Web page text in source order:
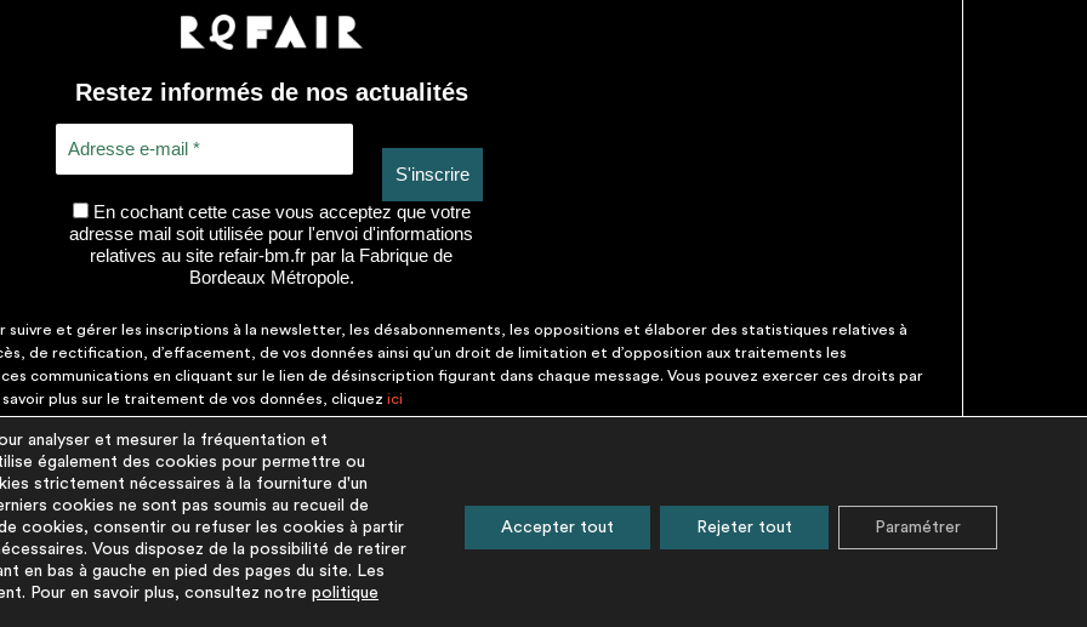
Restez informés de nos actualités
En cochant cette case vous acceptez que votre
adresse mail soit utilisée pour l'envoi d'informations
relatives au site refair-bm.fr par la Fabrique de
Bordeaux Métropole.
suivre et gérer les inscriptions à la newsletter, les désabonnements, les oppositions et élaborer des statistiques relatives à
de rectification, d’effacement, de vos données ainsi qu’un droit de limitation et d’opposition aux traitements les
communications en cliquant sur le lien de désinscription figurant dans chaque message. Vous pouvez exercer ces droits par
plus sur le traitement de vos données, cliquez ici
PLUS D'INFORMATIONS
Mentions légales
Politique de protection des données
Politique cookies
analyser et mesurer la fréquentation et
également des cookies pour permettre ou
strictement nécessaires à la fourniture d'un
cookies ne sont pas soumis au recueil de
cookies, consentir ou refuser les cookies à partir
Vous disposez de la possibilité de retirer
en bas à gauche en pied des pages du site. Les
Pour en savoir plus, consultez notre politique
Accepter tout Rejeter tout Paramétrer